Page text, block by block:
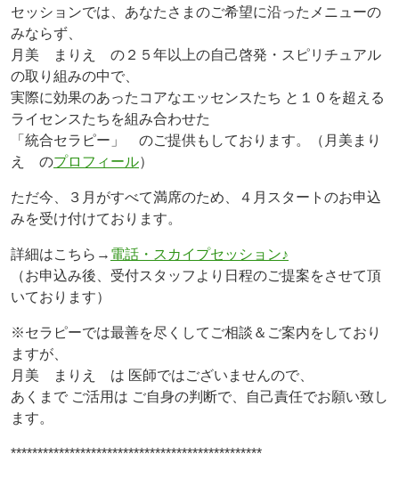
セッションでは、あなたさまのご希望に沿ったメニューの
みならず、
月美 まりえ の２５年以上の自己啓発・スピリチュアル
の取り組みの中で、
実際に効果のあったコアなエッセンスたち と１０を超える
ライセンスたちを組み合わせた
「統合セラピー」 のご提供もしております。（月美まり
え のプロフィール）
ただ今、３月がすべて満席のため、４月スタートのお申込
みを受け付けております。
詳細はこちら→ 電話・スカイプセッション♪
（お申込み後、受付スタッフより日程のご提案をさせて頂
いております）
※セラピーでは最善を尽くしてご相談＆ご案内をしており
ますが、
月美 まりえ は 医師ではございませんので、
あくまで ご活用は ご自身の判断で、自己責任でお願い致し
ます。
***********************************************